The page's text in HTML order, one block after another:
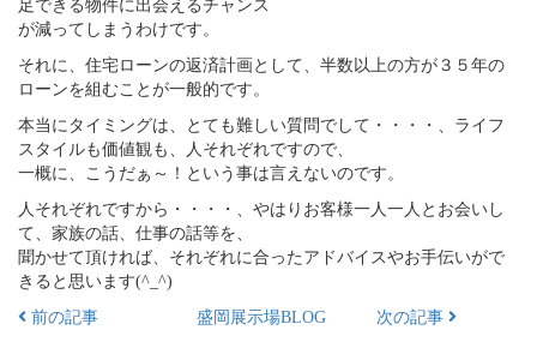
足できる物件に出会えるチャンス
が減ってしまうわけです。
それに、住宅ローンの返済計画として、半数以上の方が３５年の
ローンを組むことが一般的です。
本当にタイミングは、とても難しい質問でして・・・・、ライフ
スタイルも価値観も、人それぞれですので、
一概に、こうだぁ～！という事は言えないのです。
人それぞれですから・・・・、やはりお客様一人一人とお会いし
て、家族の話、仕事の話等を、
聞かせて頂ければ、それぞれに合ったアドバイスやお手伝いがで
きると思います(^_^)
前の記事
盛岡展示場BLOG 次の記事